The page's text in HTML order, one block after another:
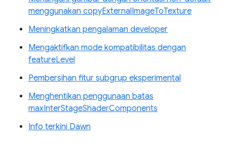
menggunakan copyExternalImageToTexture
Meningkatkan pengalaman developer
Mengaktifkan mode kompatibilitas dengan
featureLevel
Pembersihan fitur subgrup eksperimental
Menghentikan penggunaan batas
maxInterStageShaderComponents
Info terkini Dawn